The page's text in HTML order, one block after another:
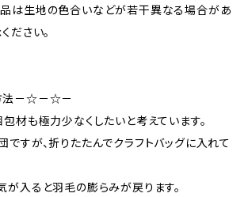
は生地の色合いなどが若干異なる場合があ
ださい。
法－☆－☆－
材も極力少なくしたいと考えています。
ですが、折りたたんでクラフトバッグに入れて
が入ると羽毛の膨らみが戻ります。